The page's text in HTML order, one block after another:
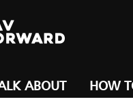
ABOUT HOW